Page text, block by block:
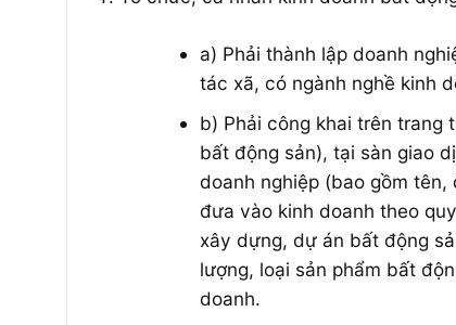
a) Phải thành lập doanh
tác xã, có ngành nghề kinh
b) Phải công khai trên trang
bất động sản), tại sàn giao
doanh nghiệp (bao gồm
đưa vào kinh doanh theo
xây dựng, dự án bất động
lượng, loại sản phẩm bất
doanh.